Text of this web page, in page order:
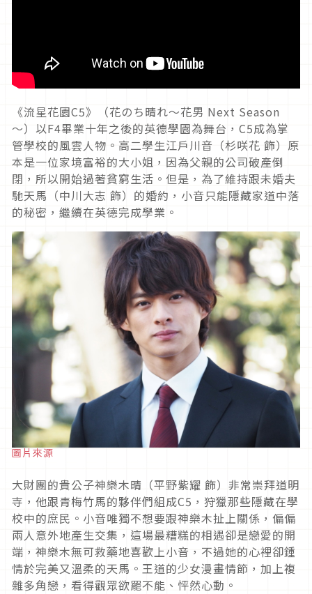
《流星花園C5》（花のち晴れ～花男 Next Season
～）以F4畢業十年之後的英德學園為舞台， C5成為掌
管學校的風雲人物。高二學生江戶川音（杉咲花 飾）原
本是一位家境富裕的大小姐，因為父親的公司破產倒
閉，所以開始過著貧窮生活。但是，為了維持跟未婚夫
馳天馬（中川大志 飾）的婚約，小音只能隱藏家道中落
的秘密，繼續在英德完成學業。
圖片來源
大財團的貴公子神樂木晴（平野紫耀 飾）非常崇拜道明
寺，他跟青梅竹馬的夥伴們組成C5 ，狩獵那些隱藏在學
校中的庶民。小音唯獨不想要跟神樂木扯上關係，偏偏
兩人意外地產生交集，這場最糟糕的相遇卻是戀愛的開
端，神樂木無可救藥地喜歡上小音，不過她的心裡卻鍾
情於完美又溫柔的天馬。王道的少女漫畫情節，加上複
雜多角戀，看得觀眾欲罷不能、怦然心動。